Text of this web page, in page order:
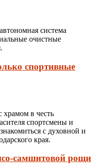
система
очистные
спортивные
храмом в честь
спортсмены и
с духовной и
края.
самшитовой рощи